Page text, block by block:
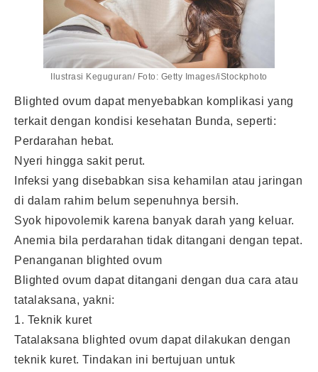
Ilustrasi Keguguran/ Foto: Getty Images/iStockphoto
Blighted ovum dapat menyebabkan komplikasi yang
terkait dengan kondisi kesehatan Bunda, seperti:
Perdarahan hebat.
Nyeri hingga sakit perut.
Infeksi yang disebabkan sisa kehamilan atau jaringan
di dalam rahim belum sepenuhnya bersih.
Syok hipovolemik karena banyak darah yang keluar.
Anemia bila perdarahan tidak ditangani dengan tepat.
Penanganan blighted ovum
Blighted ovum dapat ditangani dengan dua cara atau
tatalaksana, yakni:
1. Teknik kuret
Tatalaksana blighted ovum dapat dilakukan dengan
teknik kuret. Tindakan ini bertujuan untuk